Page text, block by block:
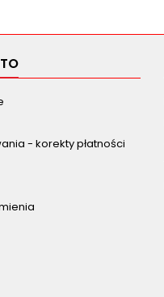
- korekty płatności